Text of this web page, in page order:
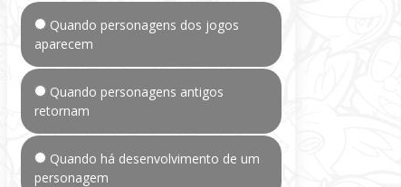
Quando personagens dos jogos
aparecem
Quando personagens antigos
retornam
Quando há desenvolvimento de um
personagem